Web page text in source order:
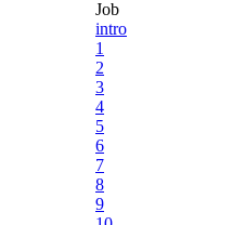
Job
intro
1
2
3
4
5
6
7
8
9